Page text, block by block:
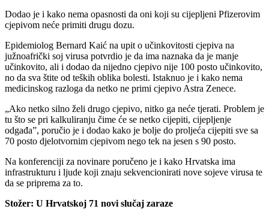
Dodao je i kako nema opasnosti da oni koji su cijepljeni Pfizerovim
cjepivom neće primiti drugu dozu.
Epidemiolog Bernard Kaić na upit o učinkovitosti cjepiva na
južnoafrički soj virusa potvrdio je da ima naznaka da je manje
učinkovito, ali i dodao da nijedno cjepivo nije 100 posto učinkovito,
no da sva štite od teških oblika bolesti. Istaknuo je i kako nema
medicinskog razloga da netko ne primi cjepivo Astra Zenece.
„Ako netko silno želi drugo cjepivo, nitko ga neće tjerati. Problem je
tu što se pri kalkuliranju čime će se netko cijepiti, cijepljenje
odgađa”, poručio je i dodao kako je bolje do proljeća cijepiti sve sa
70 posto djelotvornim cjepivom nego tek na jesen s 90 posto.
Na konferenciji za novinare poručeno je i kako Hrvatska ima
infrastrukturu i ljude koji znaju sekvencionirati nove sojeve virusa te
da se priprema za to.
Stožer: U Hrvatskoj 71 novi slučaj zaraze